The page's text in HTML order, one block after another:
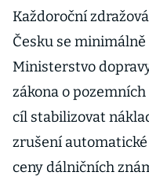
Každoroční
Česku se
Ministerstvo
zákona o
cíl stabilizovat
zrušení
ceny dálničních